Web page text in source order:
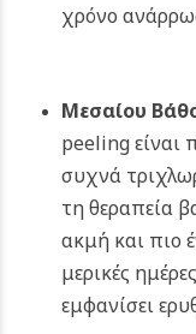
χρόνο
Μεσαίου
peeling είναι
συχνά
τη θεραπεία
ακμή και πιο
μερικές
εμφανίσει